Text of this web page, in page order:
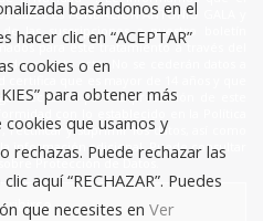
es FUNDACIÓN ANTONIO GALA y
las suscripciones a nuestro boletín
para este tratamiento a través del
en este acto. No se cederán datos a
certifica que es mayor de 14 años y que
necesaria para la prestación de este
rectificar y suprimir los datos, así como
información adicional. Puede consultar
Protección de Datos.
basándonos en el
clic en “ACEPTAR”
cookies o en
para obtener más
que usamos y
rechazas. Puede rechazar las
aquí “RECHAZAR”. Puedes
que necesites en Ver